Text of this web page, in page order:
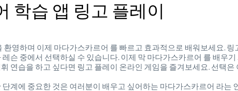
학습 앱 링고 플레이
환영하며 이제 마다가스카르어 를 빠르고 효과적으로 배워보세요.
슨 중에서 선택하실 수 있습니다. 이제 막 마다가스카르어 를 배우
연습을 하고 싶다면 링고 플레이 온라인 게임을 즐겨보세요. 선택은
계에 중요한 것은 여러분이 배우고 싶어하는 마다가스카르어 라는